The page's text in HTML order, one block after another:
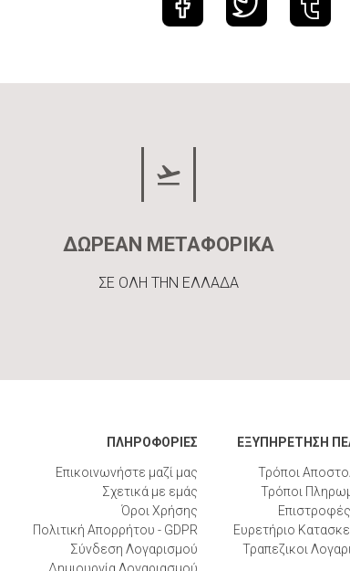
ΔΩΡΕΑΝ ΜΕΤΑΦΟΡΙΚΑ
ΣΕ ΟΛΗ ΤΗΝ ΕΛΛΑΔΑ
ΠΛΗΡΟΦΟΡΙΕΣ
Επικοινωνήστε μαζί μας
Σχετικά με εμάς
Όροι Χρήσης
Πολιτική Απορρήτου - GDPR
Σύνδεση Λογαρισμού
ΕΞΥΠΗΡΕΤΗΣΗ
Τρόποι
Τρόποι
Επιστροφές
Ευρετήριο
Τραπεζικοι